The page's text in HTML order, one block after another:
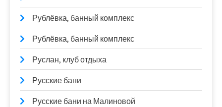
Рублёвка, банный комплекс
Рублёвка, банный комплекс
Руслан, клуб отдыха
Русские бани
Русские бани на Малиновой